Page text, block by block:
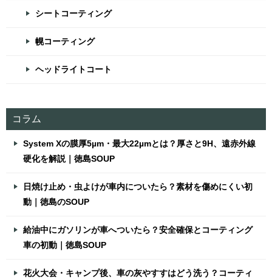
シートコーティング
幌コーティング
ヘッドライトコート
コラム
System Xの膜厚5µm・最大22µmとは？厚さと9H、遠赤外線
硬化を解説｜徳島SOUP
日焼け止め・虫よけが車内についたら？素材を傷めにくい初
動｜徳島のSOUP
給油中にガソリンが車へついたら？安全確保とコーティング
車の初動｜徳島SOUP
花火大会・キャンプ後、車の灰やすすはどう洗う？コーティ